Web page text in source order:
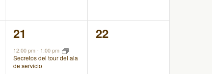
1
evento,
21
12:00 pm- 1:00 pm
Secretos del tour del ala
de servicio
0
22